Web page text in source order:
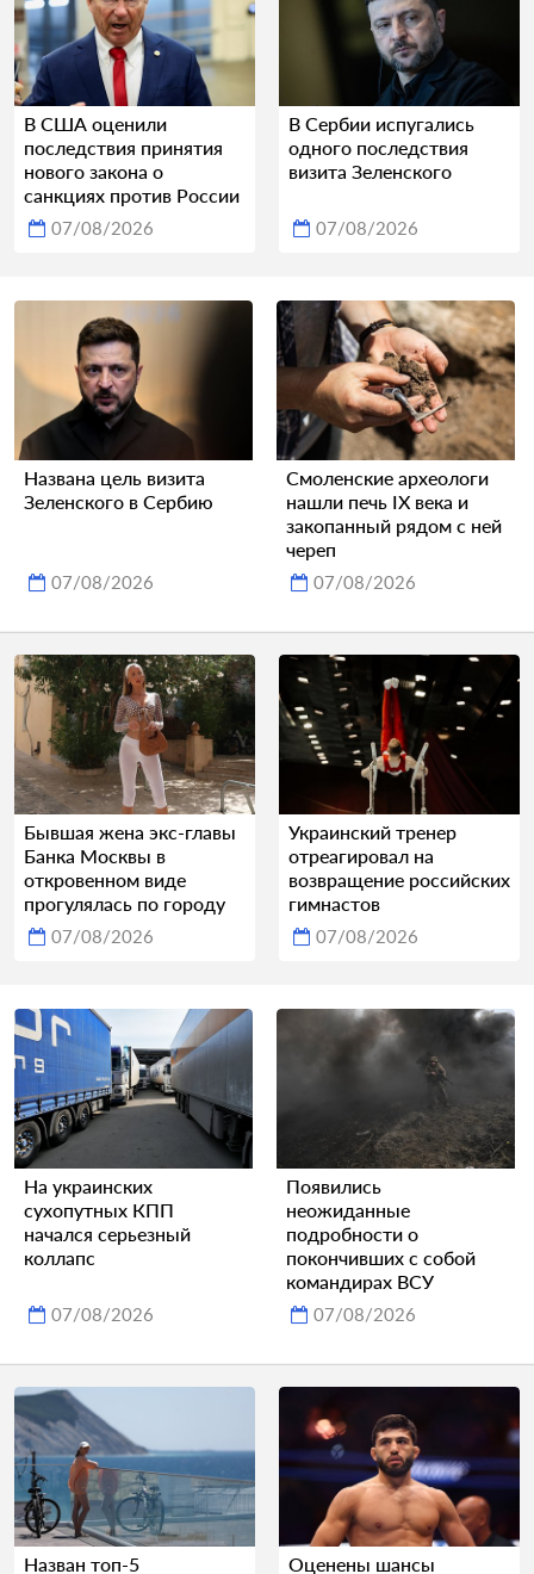
В США оценили
последствия принятия
нового закона о
санкциях против России
07/08/2026
В Сербии испугались
одного последствия
визита Зеленского
07/08/2026
Названа цель визита
Зеленского в Сербию
07/08/2026
Смоленские археологи
нашли печь IX века и
закопанный рядом с ней
череп
07/08/2026
Бывшая жена экс-главы
Банка Москвы в
откровенном виде
прогулялась по городу
07/08/2026
Украинский тренер
отреагировал на
возвращение российских
гимнастов
07/08/2026
На украинских
сухопутных КПП
начался серьезный
коллапс
07/08/2026
Появились
неожиданные
подробности о
покончивших с собой
командирах ВСУ
07/08/2026
Назван топ-5
Оценены шансы